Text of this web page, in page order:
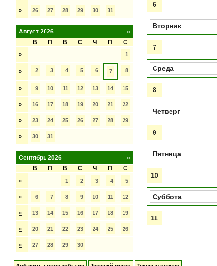
» 26 27 28 29 30 31
»
Август 2026
В
П В С Ч П С
» 1
» 2 3 4 5 6 7 8
» 9 10 11 12 13 14 15
» 16 17 18 19 20 21 22
» 23 24 25 26 27 28 29
» 30 31
»
Сентябрь 2026
В
П В С Ч П С
» 1 2 3 4 5
» 6 7 8 9 10 11 12
» 13 14 15 16 17 18 19
» 20 21 22 23 24 25 26
» 27 28 29 30
6
Вторник
7
Среда
8
Четверг
9
Пятница
10
Суббота
11